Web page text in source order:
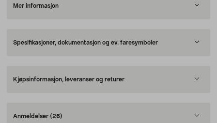
Mer informasjon
Spesifikasjoner, dokumentasjon og ev. faresymboler
Kjøpsinformasjon, leveranser og returer
Anmeldelser (26)